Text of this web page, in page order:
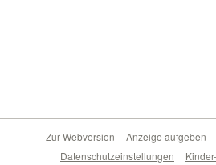
Zur Webversion Anzeige aufgeben
Datenschutzeinstellungen